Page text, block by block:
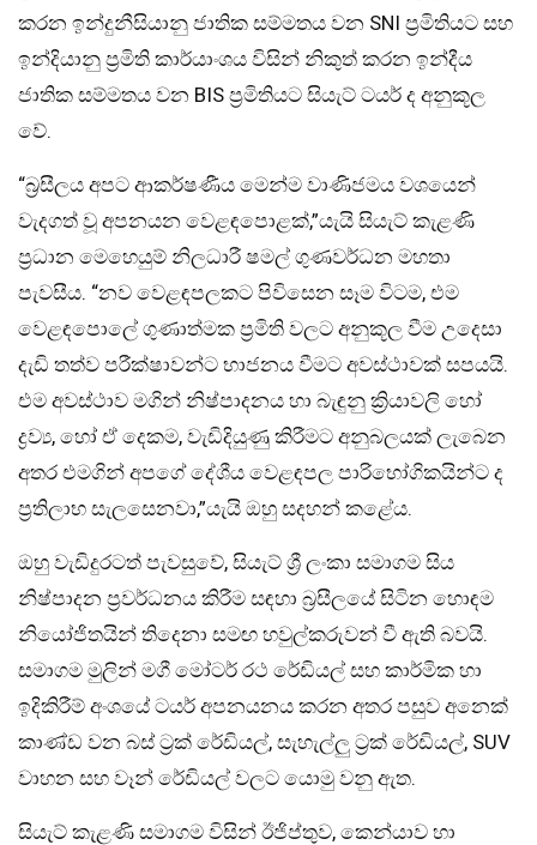
කරන ඉන්දුනීසියානු ජාතික සම්මතය වන SNI ප්‍රමිතියට සහ
ඉන්දියානු ප්‍රමිති කාර්යාංශය විසින් නිකුත් කරන ඉන්දීය
ජාතික සම්මතය වන BIS ප්‍රමිතියට සියැට් ටයර් ද අනුකූල
වේ.
“බ්‍රසීලය අපට ආකර්ෂණීය මෙන්ම වාණිජමය වශයෙන්
වැදගත් වූ අපනයන වෙළඳපොළක්,”යැයි සියැට් කැළණි
ප්‍රධාන මෙහෙයුම් නිලධාරී ෂමල් ගුණවර්ධන මහතා
පැවසීය. “නව වෙළඳපලකට පිවිසෙන සෑම විටම, එම
වෙළඳපොලේ ගුණාත්මක ප්‍රමිති වලට අනුකූල වීම උදෙසා
දැඩි තත්ව පරීක්ෂාවන්ට භාජනය වීමට අවස්ථාවක් සපයයි.
එම අවස්ථාව මගින් නිෂ්පාදනය හා බැඳුනු ක්‍රියාවලි හෝ
ද්‍රව්‍ය, හෝ ඒ දෙකම, වැඩිදියුණු කිරීමට අනුබලයක් ලැබෙන
අතර එමගින් අපගේ දේශීය වෙළඳපල පාරිභෝගිකයින්ට ද
ප්‍රතිලාභ සැලසෙනවා,”යැයි ඔහු සදහන් කළේය.
ඔහු වැඩිදුරටත් පැවසුවේ, සියැට් ශ්‍රී ලංකා සමාගම සිය
නිෂ්පාදන ප්‍රවර්ධනය කිරීම සඳහා බ්‍රසීලයේ සිටින හොඳම
නියෝජිතයින් තිදෙනා සමඟ හවුල්කරුවන් වී ඇති බවයි.
සමාගම මුලින් මගී මෝටර් රථ රේඩියල් සහ කාර්මික හා
ඉදිකිරීම් අංශයේ ටයර් අපනයනය කරන අතර පසුව අනෙක්
කාණ්ඩ වන බස් ට්‍රක් රේඩියල්, සැහැල්ලු ට්‍රක් රේඩියල්, SUV
වාහන සහ වෑන් රේඩියල් වලට යොමු වනු ඇත.
සියැට් කැළණි සමාගම විසින් ඊජිප්තුව, කෙන්යාව හා